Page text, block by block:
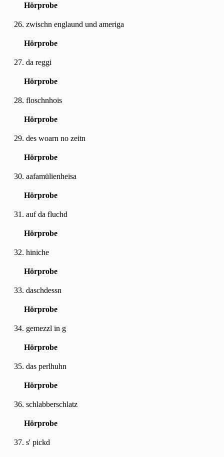
Hörprobe
26. zwischn englaund und ameriga
Hörprobe
27. da reggi
Hörprobe
28. floschnhois
Hörprobe
29. des woarn no zeitn
Hörprobe
30. aafamülienheisa
Hörprobe
31. auf da fluchd
Hörprobe
32. hiniche
Hörprobe
33. daschdessn
Hörprobe
34. gemezzl in g
Hörprobe
35. das perlhuhn
Hörprobe
36. schlabberschlatz
Hörprobe
37. s' pickd